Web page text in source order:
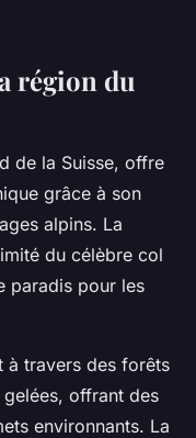
région du
de la Suisse, offre
grâce à son
alpins. La
du célèbre col
paradis pour les
à travers des forêts
offrant des
environnants. La